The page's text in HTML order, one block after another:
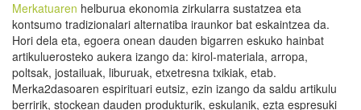
Merkatuaren helburua ekonomia zirkularra sustatzea eta
kontsumo tradizionalari alternatiba iraunkor bat eskaintzea da.
Hori dela eta, egoera onean dauden bigarren eskuko hainbat
artikuluerosteko aukera izango da: kirol-materiala, arropa,
poltsak, jostailuak, liburuak, etxetresna txikiak, etab.
Merka2dasoaren espirituari eutsiz, ezin izango da saldu artikulu
berririk, stockean dauden produkturik, eskulanik, ezta espresuki